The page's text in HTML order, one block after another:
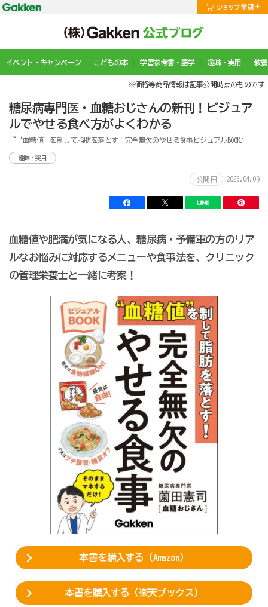
イベント・キャンペーン こどもの本 学習参考書・語学 趣味・実用 教
※価格等商品情報は記事公開時点のものです
糖尿病専門医・血糖おじさんの新刊！ビジュア
ルでやせる食べ方がよくわかる
『“血糖値”を制して脂肪を落とす！完全無欠のやせる食事ビジュアルBOOK』
趣味・実用
公開日 2025.04.09
血糖値や肥満が気になる人、糖尿病・予備軍の方のリア
ルなお悩みに対応するメニューや食事法を、クリニック
の管理栄養士と一緒に考案！
本書を購入する（Amazon）
本書を購入する（楽天ブックス）